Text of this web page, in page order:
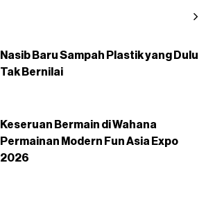
Nasib Baru Sampah Plastik yang Dulu
Tak Bernilai
Keseruan Bermain di Wahana
Permainan Modern Fun Asia Expo
2026